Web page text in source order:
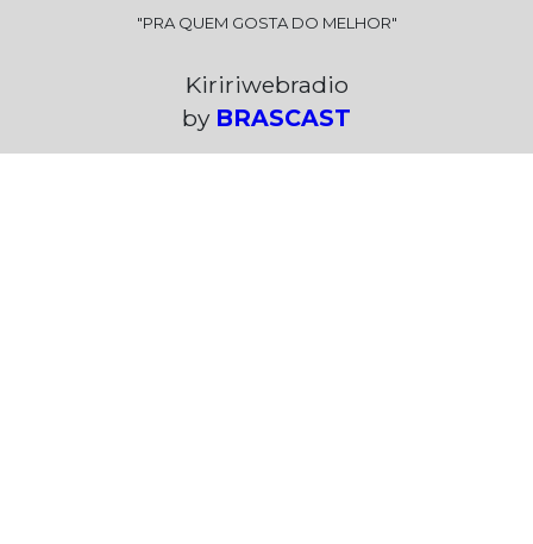
"PRA QUEM GOSTA DO MELHOR"
Kiririwebradio
by BRASCAST